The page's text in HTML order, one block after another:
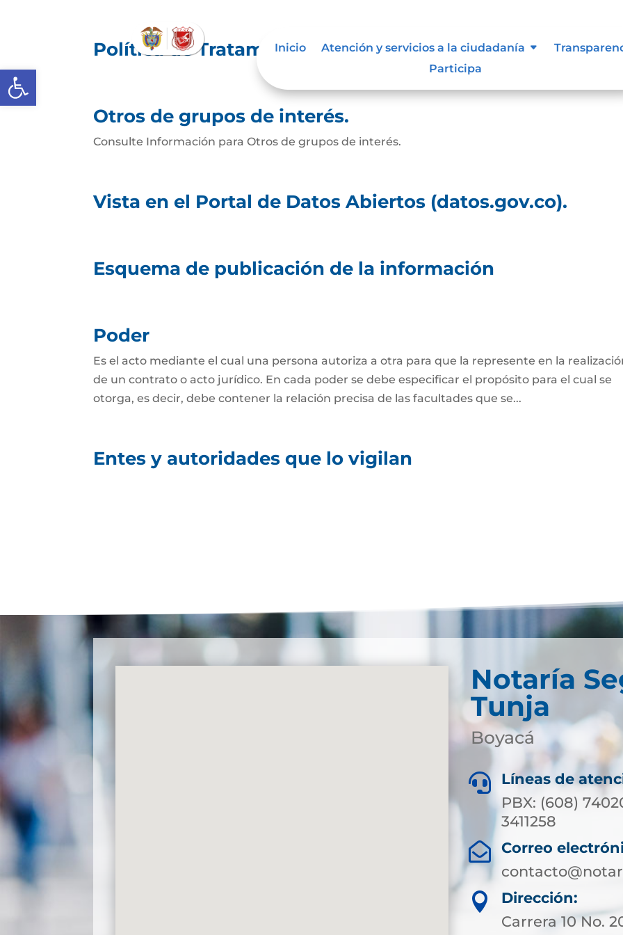
Abrir barra de herramientas
Inicio Atención y servicios a la ciudadanía
Participa
Política de Tratamiento de Datos Personales.
Otros de grupos de interés.
Consulte Información para Otros de grupos de interés.
Vista en el Portal de Datos Abiertos (datos.gov.co).
Esquema de publicación de la información
Poder
Es el acto mediante el cual una persona autoriza a otra para que la represente en la
de un contrato o acto jurídico. En cada poder se debe especificar el propósito para el cual se
otorga, es decir, debe contener la relación precisa de las facultades que se...
Entes y autoridades que lo vigilan
Notaría
Tunja
Boyacá

Líneas de
PBX: (608)
3411258

Correo

Dirección:
Carrera 10 No.